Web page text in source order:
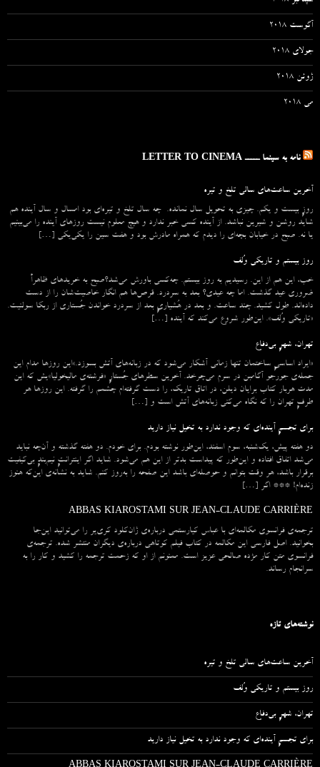
آگوست 2018
جولای 2018
ژوئن 2018
می 2018
نامه به سینما ـــــ LETTER TO CINEMA
آخرین ساعت‌های سالی تلخ و تیره
روزِ بیست و یکم. چیزی به تحویل سال نمانده. چه سال تلخ و تیره‌ای بود امسال و سال آینده هم
شاید روشن و شیرین نباشد. از آینده کسی خبر ندارد و هیچ معلوم نیست روزهای آینده را می‌بینیم
یا نه. صبح در خیابان بچه‌ای را دیدم که همراه مادرش بود و هفت سین را یکی‌یکی […]
روز بیستم و تاریکی وُلف
خب، این هم از این. رسیدیم به روز بیستم. چه‌کسی باورش می‌شد؟صبح به خریدهای ظاهراً
ضروری عید گذشت. اما چه عیدی؟ بعد به سردرد. قرص‌ها هم انگار خاصیت‌شان را از دست
داده‌اند. طول کشید. چند ساعت. و بعد در هُشیاریِ بعد از سردرد خواندن جُستاری از ربکا سولنیت.
«تاریکی وُلف». این‌طور شروع می‌‌کند که آینده […]
تهران، شهرِ بی‌دفاع
«ایراد اساسیِ ساختمان تنها زمانی آشکار می‌شود که در زبانه‌‌های آتش بسوزد.»این روزها مدام این
جمله‌ی جورجو آگامبن در سرم می‌چرخد. آخرین سطرهای جُستارِ «فرشته‌ی مالیخولیا»یش که این
مدت هربار کتاب برایان دیلن، در اتاق تاریک، را دست گرفته‌ام چشمم را گرفته. این روزها هر
طرفِ تهران را که نگاه می‌کنی زبانه‌های آتش است و […]
برای تجسمِ آینده‌ای که وجود ندارد به تخیل نیاز دارید
دو هفته پیش، یک‌شنبه، سوم اسفند، این‌طور نوشته بودم. برای خودم. دو هفته گذشته و آن‌چه نباید
می‌شد اتفاق افتاده و این‌طور که پیداست بدتر از این هم می‌شود. شاید اگر اینترانتِ نیم‌بندِ بی‌کیفیت
برقرار باشد، هر وقت بتوانم و حوصله‌ای باشد این صفحه را به‌روز کنم. شاید به نشانه‌ی این‌که هنوز
زنده‌ام! *** اگر […]
ABBAS KIAROSTAMI SUR JEAN-CLAUDE CARRIÈRE
ترجمه‌ی فرانسوی مکالمه‌ای با عباس کیارستمی درباره‌ی ژان‌کلود کری‌یر را می‌توانید این‌جا
بخوانید. اصل فارسی این مکالمه در کتاب فیلم کوتاهی درباره‌ی دیگران منتشر شده. ترجمه‌ی
فرانسوی متن کار مژده صالحی عزیز است. ممنونم از او که زحمت ترجمه را کشید و کار را به
سرانجام رساند.
نوشته‌های تازه
آخرین ساعت‌های سالی تلخ و تیره
روز بیستم و تاریکی وُلف
تهران، شهرِ بی‌دفاع
برای تجسمِ آینده‌ای که وجود ندارد به تخیل نیاز دارید